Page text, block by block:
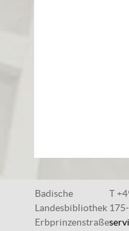
Badische
Landesbibliothek
Erbprinzenstraße
T